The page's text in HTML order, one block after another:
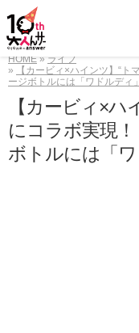
HOME
ライフ
【カービィ×ハインツ】“
ージボトルには「ワドルディ
【カービィ×ハ
にコラボ実現
ボトルには「